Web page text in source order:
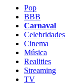
Pop
BBB
Carnaval
Celebridades
Cinema
Música
Realities
Streaming
TV